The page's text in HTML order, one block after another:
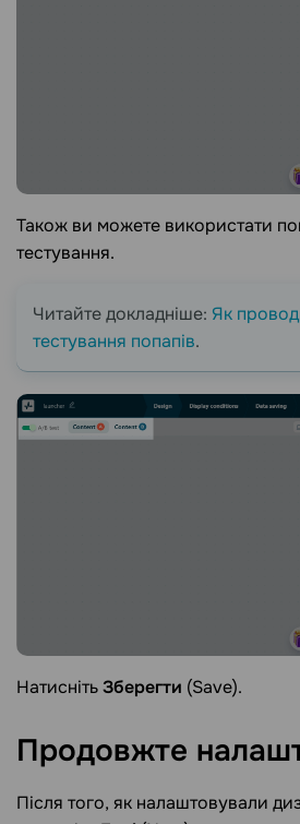
Також ви можете використати
тестування.
Читайте докладніше: Як
тестування попапів.
НатиснітьЗберегти (Save).
Продовжте
Після того, як налаштовували